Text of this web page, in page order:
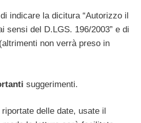
indicare la dicitura “Autorizzo il
sensi del D.LGS. 196/2003” e di
non verrà preso in
suggerimenti.
delle date, usate il